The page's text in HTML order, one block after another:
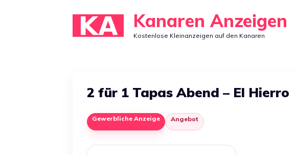
Kanaren Anzeigen
Kostenlose Kleinanzeigen auf den Kanaren
2 für 1 Tapas Abend – El Hierro
Gewerbliche Anzeige Angebot